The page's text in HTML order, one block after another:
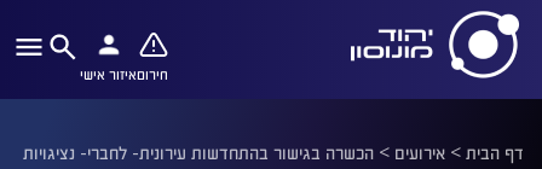
חירוםאיזור אישי
דף הבית> אירועים > הכשרה בגישור בהתחדשות עירונית- לחברי- נציגויות